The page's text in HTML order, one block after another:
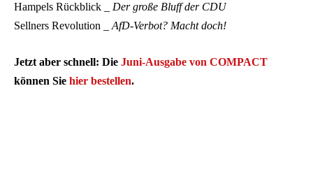
Hampels Rückblick _ Der große Bluff der CDU
Sellners Revolution _ AfD-Verbot? Macht doch!
Jetzt aber schnell: Die Juni-Ausgabe von COMPACT
können Sie hier bestellen.